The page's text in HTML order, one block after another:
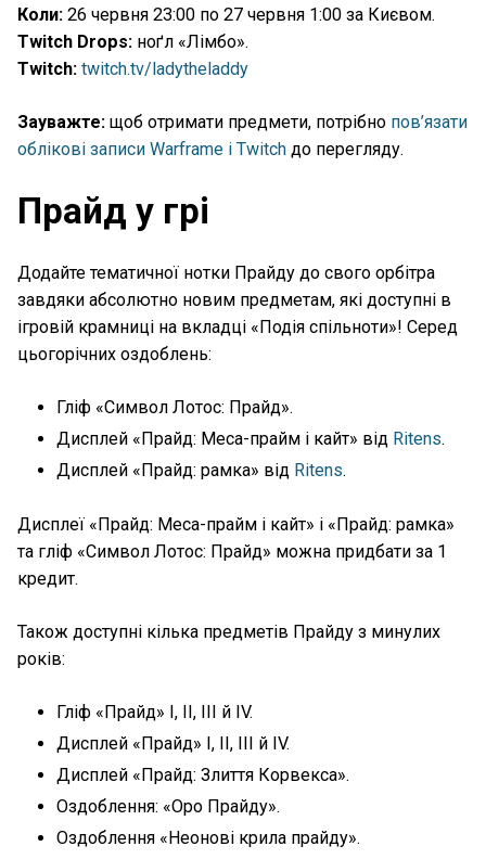
Коли: 26 червня 23:00 по 27 червня 1:00 за Києвом.
Twitch Drops: ноґл «Лімбо».
Twitch: twitch.tv/ladytheladdy
Зауважте: щоб отримати предмети, потрібно пов’язати
облікові записи Warframe і Twitch до перегляду.
Прайд у грі
Додайте тематичної нотки Прайду до свого орбітра
завдяки абсолютно новим предметам, які доступні в
ігровій крамниці на вкладці «Подія спільноти»! Серед
цьогорічних оздоблень:
Гліф «Символ Лотос: Прайд».
Дисплей «Прайд: Меса-прайм і кайт» від Ritens.
Дисплей «Прайд: рамка» від Ritens.
Дисплеї «Прайд: Меса-прайм і кайт» і «Прайд: рамка»
та гліф «Символ Лотос: Прайд» можна придбати за 1
кредит.
Також доступні кілька предметів Прайду з минулих
років:
Гліф «Прайд» I, II, III й IV.
Дисплей «Прайд» I, II, III й IV.
Дисплей «Прайд: Злиття Корвекса».
Оздоблення: «Оро Прайду».
Оздоблення «Неонові крила прайду».